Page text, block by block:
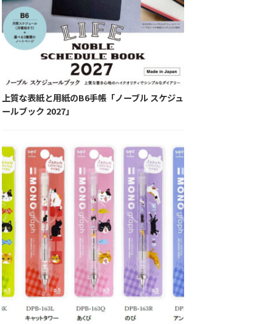
上質な表紙と用紙のB6手帳「ノーブル スケジュ
ールブック 2027」